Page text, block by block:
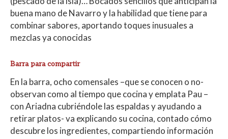
buena mano de Navarro y la habilidad que tiene para
combinar sabores, aportando toques inusuales a
mezclas ya conocidas
Barra para compartir
En la barra, ocho comensales –que se conocen o no-
observan como al tiempo que cocina y emplata Pau –
con Ariadna cubriéndole las espaldas y ayudando a
retirar platos- va explicando su cocina, contado cómo
descubre los ingredientes, compartiendo información